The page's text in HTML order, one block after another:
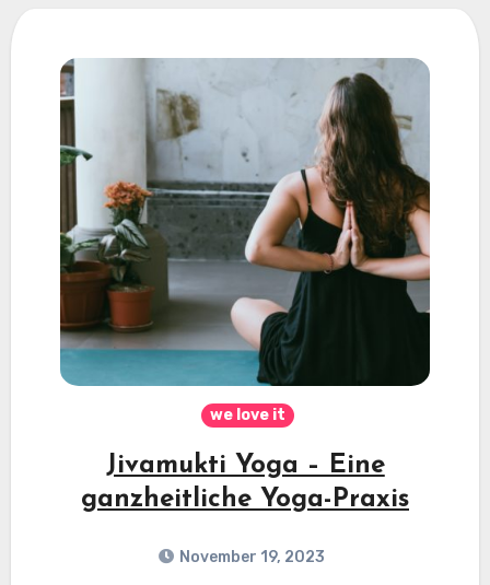
we love it
Jivamukti Yoga – Eine
ganzheitliche Yoga-Praxis
November 19, 2023